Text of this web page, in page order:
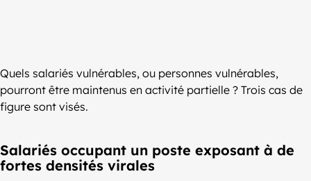
Quels salariés vulnérables, ou personnes vulnérables,
pourront être maintenus en activité partielle ? Trois cas de
figure sont visés.
Salariés occupant un poste exposant à de
fortes densités virales